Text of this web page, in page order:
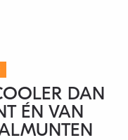
DAN
ÉN VAN